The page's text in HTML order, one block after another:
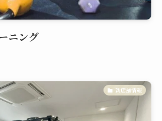
ニング
新店舗情報